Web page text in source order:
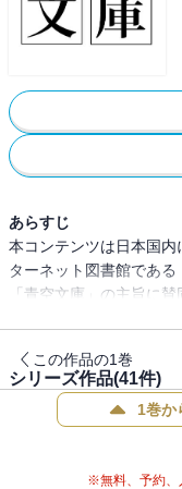
あらすじ
本コンテンツは日本国
ターネット図書館である
「青空文庫」の主旨に
り、注釈等が追記され
この作品の1巻
シリーズ作品(41件)
1巻か
※無料、予約、